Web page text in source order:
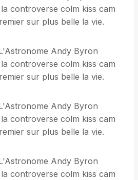
controverse colm kiss cam
sur plus belle la vie.
Andy Byron
controverse colm kiss cam
sur plus belle la vie.
Andy Byron
controverse colm kiss cam
sur plus belle la vie.
Andy Byron
controverse colm kiss cam